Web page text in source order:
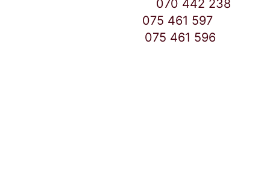
070 442 238
075 461 597
075 461 596